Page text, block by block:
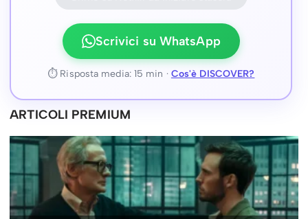
Scrivici su WhatsApp
⏱ Risposta media: 15 min · Cos'è DISCOVER?
ARTICOLI PREMIUM